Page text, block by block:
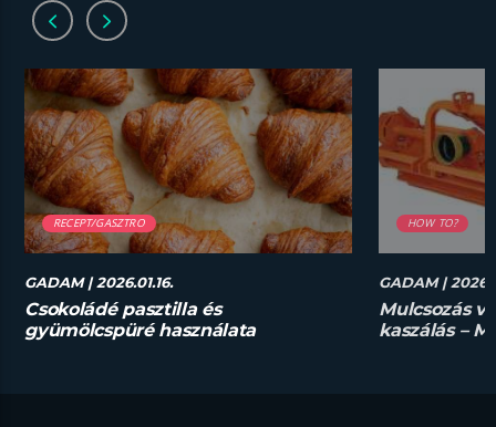
RECEPT/GASZTRO
GADAM| 2026.01.16.
Csokoládé pasztilla és
gyümölcspüré használata
HOW TO?
GADAM|
Mulcsozás
kaszálás –